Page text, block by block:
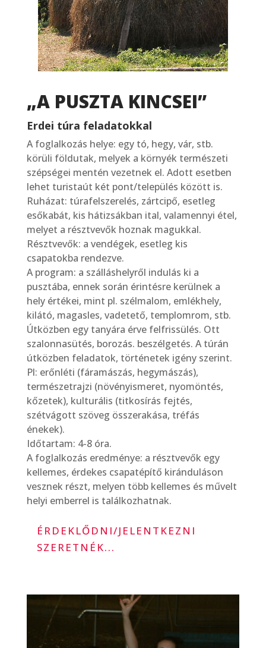
„A PUSZTA KINCSEI”
Erdei túra feladatokkal
A foglalkozás helye: egy tó, hegy, vár, stb.
körüli földutak, melyek a környék természeti
szépségei mentén vezetnek el. Adott esetben
lehet turistaút két pont/település között is.
Ruházat: túrafelszerelés, zártcipő, esetleg
esőkabát, kis hátizsákban ital, valamennyi étel,
melyet a résztvevők hoznak magukkal.
Résztvevők: a vendégek, esetleg kis
csapatokba rendezve.
A program: a szálláshelyről indulás ki a
pusztába, ennek során érintésre kerülnek a
hely értékei, mint pl. szélmalom, emlékhely,
kilátó, magasles, vadetető, templomrom, stb.
Útközben egy tanyára érve felfrissülés. Ott
szalonnasütés, borozás. beszélgetés. A túrán
útközben feladatok, történetek igény szerint.
Pl: erőnléti (fáramászás, hegymászás),
természetrajzi (növényismeret, nyomöntés,
kőzetek), kulturális (titkosírás fejtés,
szétvágott szöveg összerakása, tréfás
énekek).
Időtartam: 4-8 óra.
A foglalkozás eredménye: a résztvevők egy
kellemes, érdekes csapatépítő kiránduláson
vesznek részt, melyen több kellemes és művelt
helyi emberrel is találkozhatnak.
ÉRDEKLŐDNI/JELENTKEZNI
SZERETNÉK...